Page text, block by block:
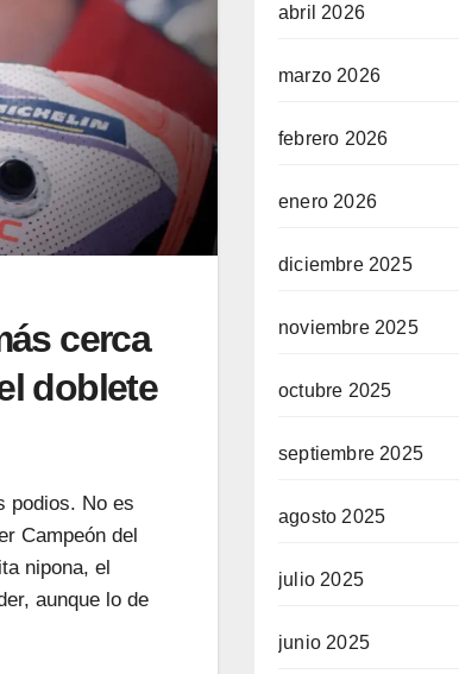
cerca
doblete
podios. No es
Campeón del
nipona, el
aunque lo de
abril 2026
marzo 2026
febrero 2026
enero 2026
diciembre 2025
noviembre 2025
octubre 2025
septiembre 2025
agosto 2025
julio 2025
junio 2025